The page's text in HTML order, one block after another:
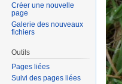
Créer une nouvelle
page
Galerie des nouveaux
fichiers
Outils
Pages liées
Suivi des pages liées